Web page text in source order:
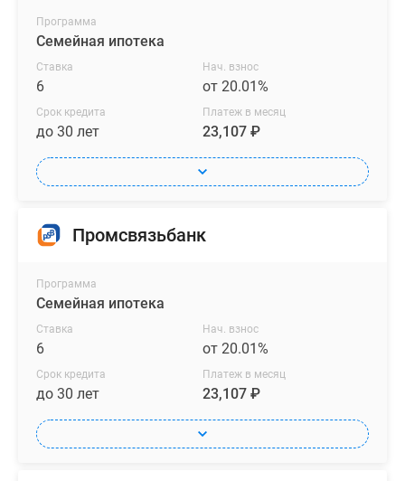
Программа
Семейная ипотека
Ставка
6
Нач. взнос
от 20.01%
Срок кредита
до 30 лет
Платеж в месяц
23,107 ₽
Промсвязьбанк
Программа
Семейная ипотека
Ставка
6
Нач. взнос
от 20.01%
Срок кредита
до 30 лет
Платеж в месяц
23,107 ₽